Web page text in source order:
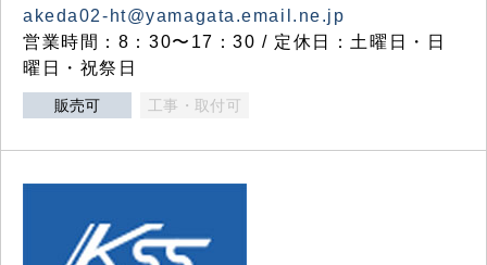
akeda02-ht@yamagata.email.ne.jp
営業時間：8：30〜17：30 / 定休日：土曜日・日
曜日・祝祭日
販売可 工事・取付可